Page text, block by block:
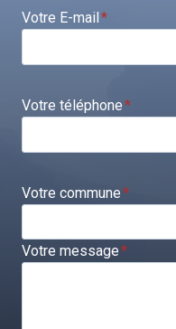
Votre E-mail*
Votre téléphone*
Votre commune*
Votre message*